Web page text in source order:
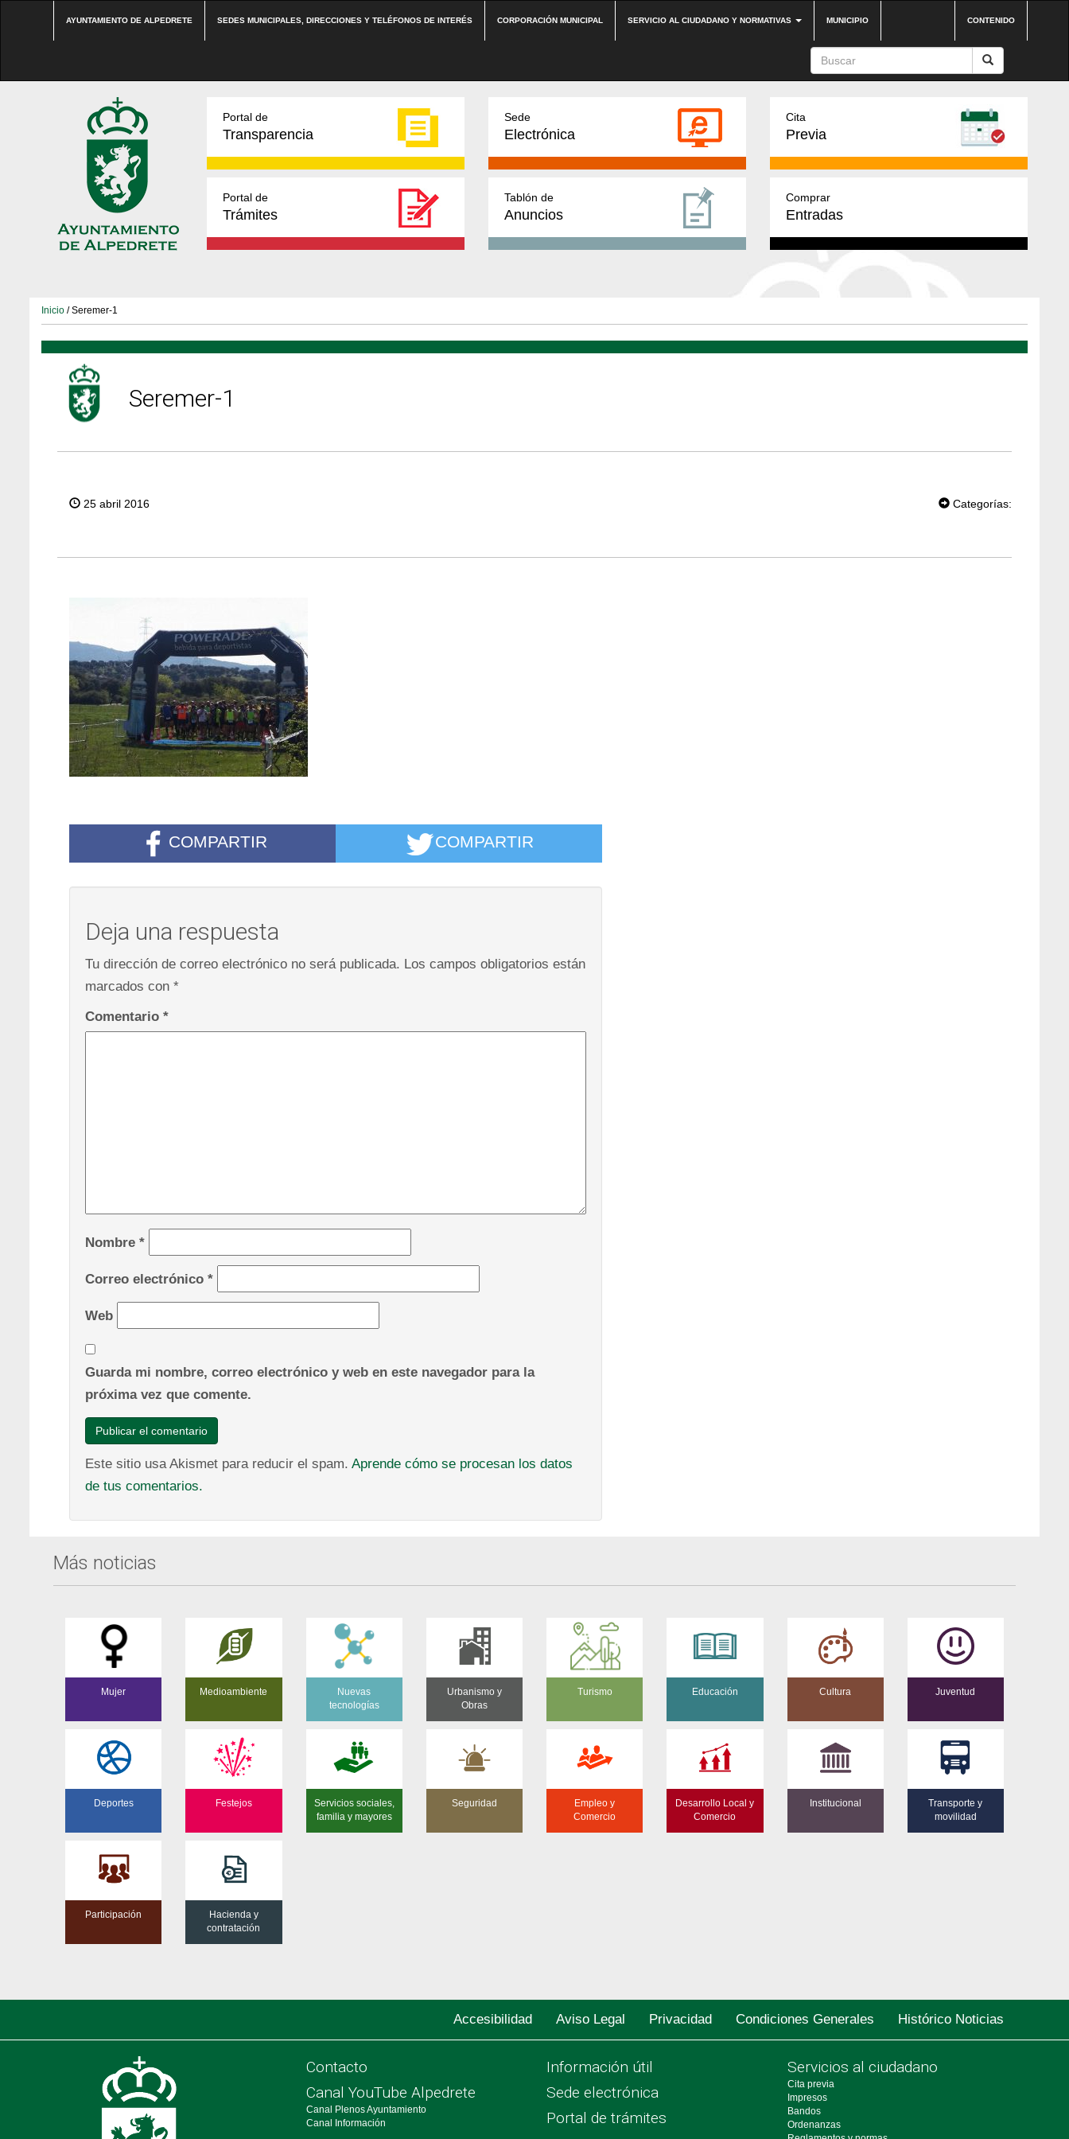
AYUNTAMIENTO DE ALPEDRETE SEDES MUNICIPALES, DIRECCIONES Y TELÉFONOS DE INTERÉS CORPORACIÓN MUNICIPAL SERVICIO AL CIUDADANO Y NORMATIVAS MUNICIPIO CONTENIDO
Portal de
Transparencia
Sede
Electrónica
Cita
Previa
Portal de
Trámites
Tablón de
Anuncios
Comprar
Entradas
Inicio / Seremer-1
Seremer-1
25 abril 2016 Categorías:
COMPARTIR COMPARTIR
Deja una respuesta
Tu dirección de correo electrónico no será publicada. Los campos obligatorios están
marcados con *
Comentario *
Nombre *
Correo electrónico *
Web
Guarda mi nombre, correo electrónico y web en este navegador para la
próxima vez que comente.
Este sitio usa Akismet para reducir el spam. Aprende cómo se procesan los datos
de tus comentarios.
Más noticias
Mujer Medioambiente
Nuevas
tecnologías
Urbanismo y
Obras
Turismo Educación Cultura Juventud
Deportes Festejos
Servicios sociales,
familia y mayores
Seguridad
Empleo y
Comercio
Desarrollo Local y
Comercio
Institucional
Transporte y
movilidad
Participación
Hacienda y
contratación
Accesibilidad Aviso Legal Privacidad Condiciones Generales Histórico Noticias
Contacto
Canal YouTube Alpedrete
Canal Plenos Ayuntamiento
Canal Información
Información útil
Sede electrónica
Portal de trámites
Servicios al ciudadano
Cita previa
Impresos
Bandos
Ordenanzas